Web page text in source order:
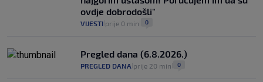
intervencije"
VIJESTI 25
ovdje dobrodošli"
VIJESTI prije 0 min 0
Pregled dana (6.8.2026.)
PREGLED DANA prije 20 min 0